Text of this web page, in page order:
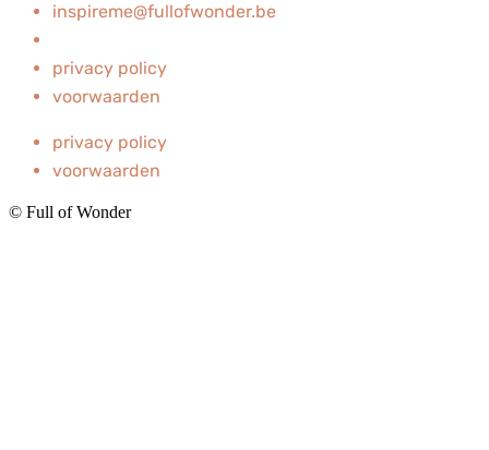
inspireme@fullofwonder.be
privacy policy
voorwaarden
privacy policy
voorwaarden
© Full of Wonder